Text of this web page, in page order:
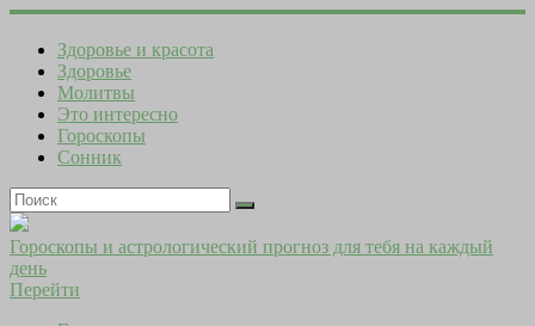
Здоровье и красота
Здоровье
Молитвы
Это интересно
Гороскопы
Сонник
Гороскопы и астрологический прогноз для тебя на каждый
день
Перейти